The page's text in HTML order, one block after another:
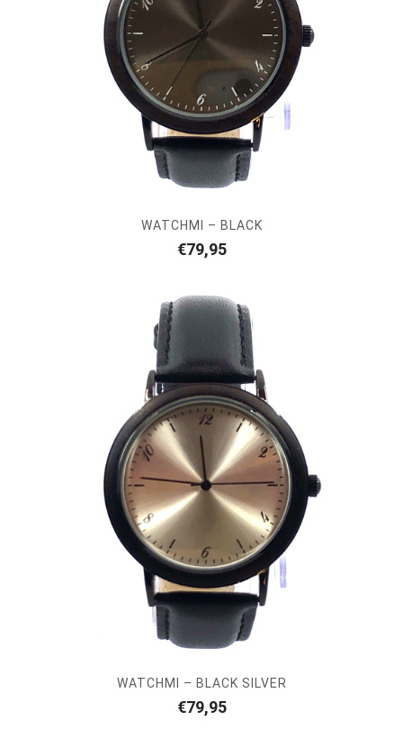
WATCHMI – BLACK
€79,95
WATCHMI – BLACK SILVER
€79,95